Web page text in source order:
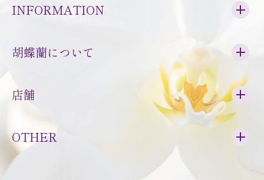
INFORMATION
胡蝶蘭について
店舗
OTHER